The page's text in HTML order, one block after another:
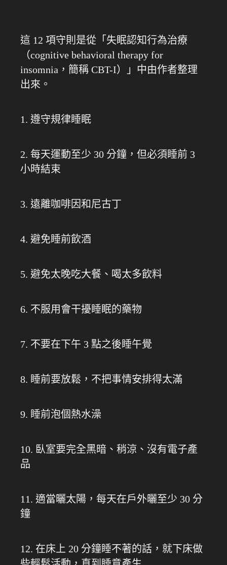
這 12 項守則是從「失眠認知行為治療
（cognitive behavioral therapy for
insomnia，簡稱 CBT-I）」中由作者整理
出來。
1. 遵守規律睡眠
2. 每天運動至少 30 分鐘，但必須睡前 3
小時結束
3. 遠離咖啡因和尼古丁
4. 避免睡前飲酒
5. 避免太晚吃大餐、喝太多飲料
6. 不服用會干擾睡眠的藥物
7. 不要在下午 3 點之後睡午覺
8. 睡前要放鬆，不把事情安排得太滿
9. 睡前泡個熱水澡
10. 臥室要完全黑暗、稍涼、沒有電子產
品
11. 適當曬太陽，每天在戶外曬至少 30 分
鐘
12. 在床上 20 分鐘睡不著的話，就下床做